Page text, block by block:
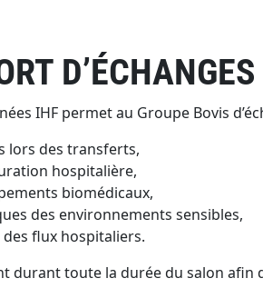
IHF permet au Groupe Bovis
lors des transferts,
hospitalière,
biomédicaux,
des environnements sensibles,
des flux hospitaliers.
durant toute la durée du salon